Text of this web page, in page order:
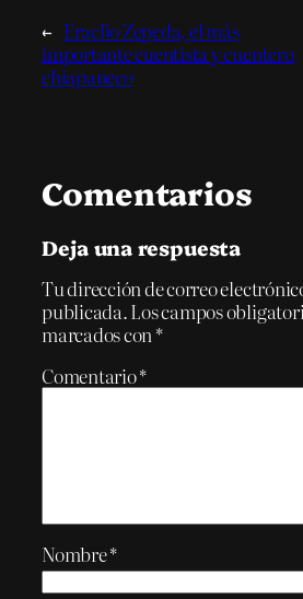
← Eraclio Zepeda, el más
importante cuentista y cuentero
chiapaneco
Comentarios
Deja una respuesta
Tu dirección de correo
publicada.Los campos
marcados con *
Comentario*
Nombre*